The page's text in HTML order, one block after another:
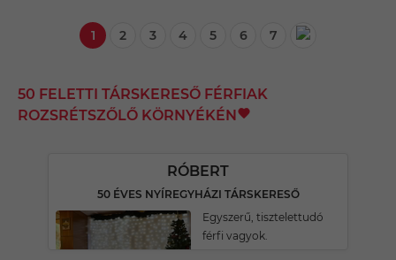
1 2 3 4 5 6 7
50 FELETTI TÁRSKERESŐ FÉRFIAK
ROZSRÉTSZŐLŐ KÖRNYÉKÉN
RÓBERT
50 ÉVES NYÍREGYHÁZI TÁRSKERESŐ
Egyszerű, tisztelettudó
férfi vagyok.